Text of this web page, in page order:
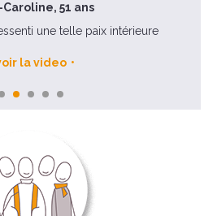
51 ans
une telle paix intérieure
la video